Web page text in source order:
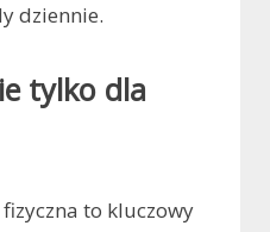
dziennie.
tylko dla
to kluczowy